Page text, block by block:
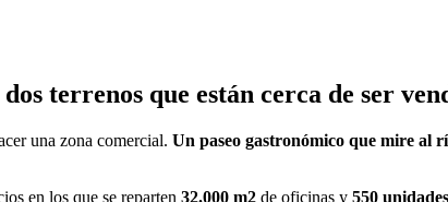
terrenos que están cerca de ser
una zona comercial. Un paseo gastronómico que mire al
en los que se reparten 32.000 m2 de oficinas y 550